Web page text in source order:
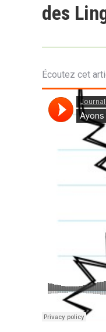
des
Écoutez cet